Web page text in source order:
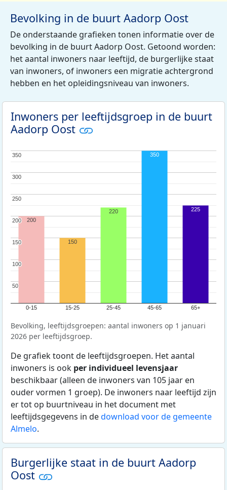
Bevolking in de buurt Aadorp Oost
De onderstaande grafieken tonen informatie over de
bevolking in de buurt Aadorp Oost. Getoond worden:
het aantal inwoners naar leeftijd, de burgerlijke staat
van inwoners, of inwoners een migratie achtergrond
hebben en het opleidingsniveau van inwoners.
Inwoners per leeftijdsgroep in de buurt
Aadorp Oost
0-15 15-25 25-45 45-65 65+
50
50
100
100
150
150
200
200
250
250
300
300
350
350
200
150
220
350
225
Bevolking, leeftijdsgroepen: aantal inwoners op 1 januari
2026 per leeftijdsgroep.
De grafiek toont de leeftijdsgroepen. Het aantal
inwoners is ook per individueel levensjaar
beschikbaar (alleen de inwoners van 105 jaar en
ouder vormen 1 groep). De inwoners naar leeftijd zijn
er tot op buurtniveau in het document met
leeftijdsgegevens in dedownload voor de gemeente
Almelo.
Burgerlijke staat in de buurt Aadorp
Oost